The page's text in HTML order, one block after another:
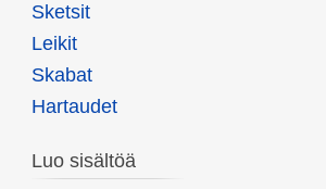
Sketsit
Leikit
Skabat
Hartaudet
Luo sisältöä